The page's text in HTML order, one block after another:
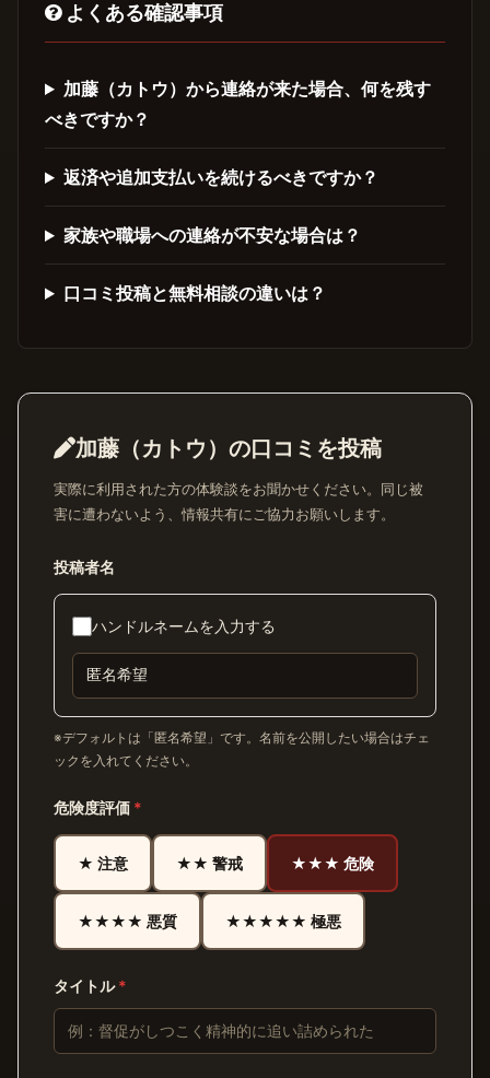
よくある確認事項
加藤（カトウ）から連絡が来た場合、何を残す
べきですか？
返済や追加支払いを続けるべきですか？
家族や職場への連絡が不安な場合は？
口コミ投稿と無料相談の違いは？
加藤（カトウ）の口コミを投稿
実際に利用された方の体験談をお聞かせください。同じ被
害に遭わないよう、情報共有にご協力お願いします。
投稿者名
ハンドルネームを入力する
※デフォルトは「匿名希望」です。名前を公開したい場合はチェ
ックを入れてください。
危険度評価 *
★ 注意 ★★ 警戒 ★★★ 危険
★★★★ 悪質 ★★★★★ 極悪
タイトル*